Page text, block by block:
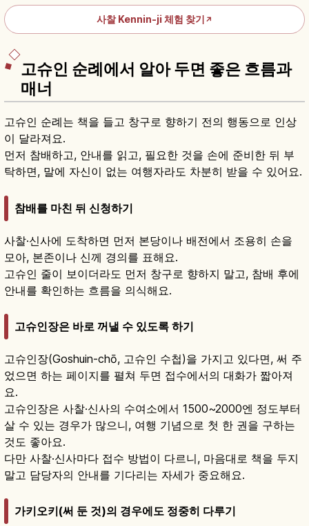
사찰 Kennin-ji 체험 찾기 ↗
고슈인 순례에서 알아 두면 좋은 흐름과
매너
고슈인 순례는 책을 들고 창구로 향하기 전의 행동으로 인상
이 달라져요.
먼저 참배하고, 안내를 읽고, 필요한 것을 손에 준비한 뒤 부
탁하면, 말에 자신이 없는 여행자라도 차분히 받을 수 있어요.
참배를 마친 뒤 신청하기
사찰·신사에 도착하면 먼저 본당이나 배전에서 조용히 손을
모아, 본존이나 신께 경의를 표해요.
고슈인 줄이 보이더라도 먼저 창구로 향하지 말고, 참배 후에
안내를 확인하는 흐름을 의식해요.
고슈인장은 바로 꺼낼 수 있도록 하기
고슈인장(Goshuin-chō, 고슈인 수첩)을 가지고 있다면, 써 주
었으면 하는 페이지를 펼쳐 두면 접수에서의 대화가 짧아져
요.
고슈인장은 사찰·신사의 수여소에서 1500~2000엔 정도부터
살 수 있는 경우가 많으니, 여행 기념으로 첫 한 권을 구하는
것도 좋아요.
다만 사찰·신사마다 접수 방법이 다르니, 마음대로 책을 두지
말고 담당자의 안내를 기다리는 자세가 중요해요.
가키오키(써 둔 것)의 경우에도 정중히 다루기